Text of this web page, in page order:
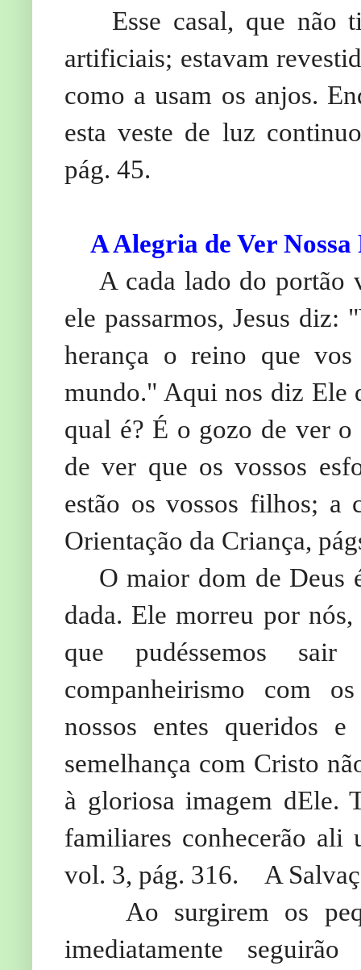
Esse casal, que não
artificiais; estavam
como a usam os anjos.
esta veste de luz
pág. 45.
A Alegria de Ver
A cada lado do portão
ele passarmos, Jesus
herança o reino que
mundo." Aqui nos diz Ele
qual é? É o gozo de ver
de ver que os vossos
estão os vossos filhos; a
Orientação da Criança,
O maior dom de Deus
dada. Ele morreu por
que pudéssemos
companheirismo com
nossos entes queridos
semelhança com Cristo
à gloriosa imagem dEle.
familiares conhecerão ali
vol. 3, pág. 316.
A
Ao surgirem os
imediatamente